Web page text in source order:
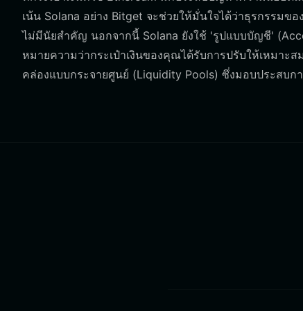
เน้น Solana อย่าง Bitget จะช่วยให้มั่นใจได้ว่าธุรกรรมข
ไม่มีนัยสำคัญ นอกจากนี้ Solana ยังใช้ 'รูปแบบบัญชี'
หมายความว่ากระเป๋าเงินของคุณได้รับการปรับให้เหมาะ
คล่องแบบกระจายศูนย์ (Liquidity Pools) ซึ่งมอบประสบ